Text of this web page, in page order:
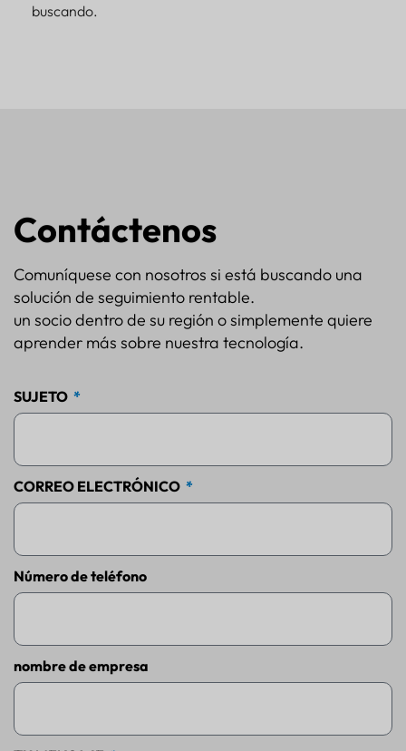
buscando.
Contáctenos
Comuníquese con nosotros si está buscando una
solución de seguimiento rentable.
un socio dentro de su región o simplemente quiere
aprender más sobre nuestra tecnología.
SUJETO
CORREO ELECTRÓNICO
Número de teléfono
nombre de empresa